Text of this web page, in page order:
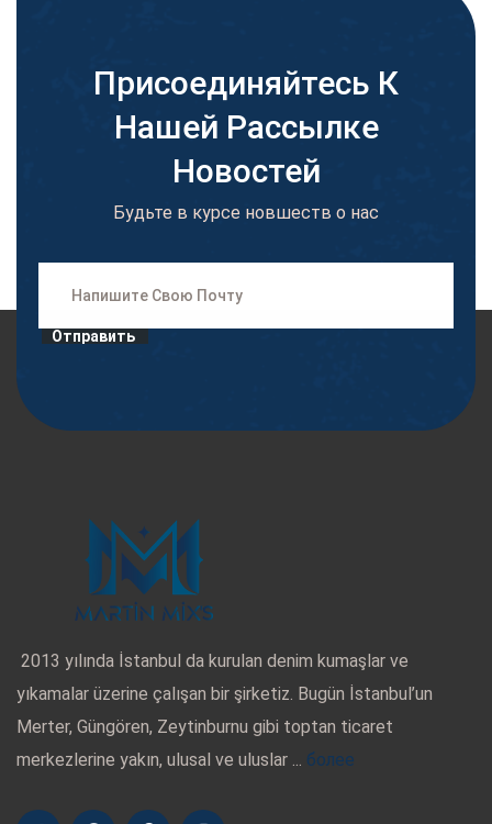
Присоединяйтесь К
Нашей Рассылке
Новостей
Будьте в курсе новшеств о нас
Отправить
2013 yılında İstanbul da kurulan denim kumaşlar ve
yıkamalar üzerine çalışan bir şirketiz. Bugün İstanbul’un
Merter, Güngören, Zeytinburnu gibi toptan ticaret
merkezlerine yakın, ulusal ve uluslar ... более